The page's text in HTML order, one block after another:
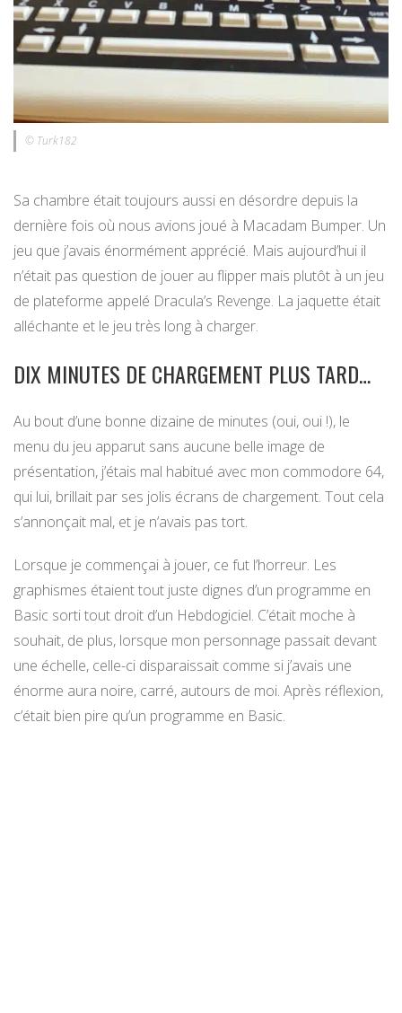
© Turk182
Sa chambre était toujours aussi en désordre depuis la
dernière fois où nous avions joué à Macadam Bumper. Un
jeu que j’avais énormément apprécié. Mais aujourd’hui il
n’était pas question de jouer au flipper mais plutôt à un jeu
de plateforme appelé Dracula’s Revenge. La jaquette était
alléchante et le jeu très long à charger.
DIX MINUTES DE CHARGEMENT PLUS TARD…
Au bout d’une bonne dizaine de minutes (oui, oui !), le
menu du jeu apparut sans aucune belle image de
présentation, j’étais mal habitué avec mon commodore 64,
qui lui, brillait par ses jolis écrans de chargement. Tout cela
s’annonçait mal, et je n’avais pas tort.
Lorsque je commençai à jouer, ce fut l’horreur. Les
graphismes étaient tout juste dignes d’un programme en
Basic sorti tout droit d’un Hebdogiciel. C’était moche à
souhait, de plus, lorsque mon personnage passait devant
une échelle, celle-ci disparaissait comme si j’avais une
énorme aura noire, carré, autours de moi. Après réflexion,
c’était bien pire qu’un programme en Basic.